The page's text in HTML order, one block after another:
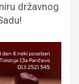
državnog